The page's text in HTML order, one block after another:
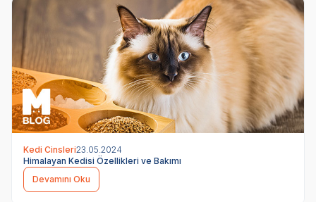
Kedi Cinsleri23.05.2024
Himalayan Kedisi Özellikleri ve Bakımı
Devamını Oku